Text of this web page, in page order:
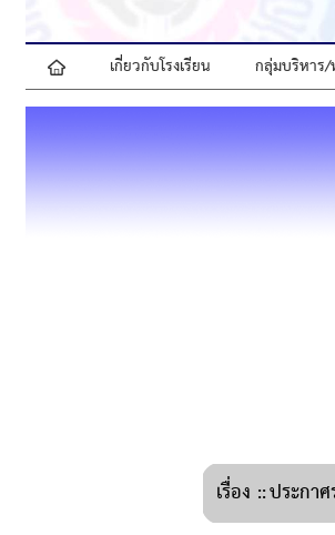
 เกี่ยวกับโรงเรียน กลุ่มบริหาร
เรื่อง ::ประกา